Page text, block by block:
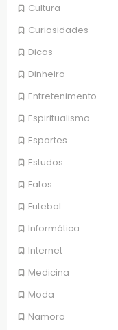
Cultura
Curiosidades
Dicas
Dinheiro
Entretenimento
Espiritualismo
Esportes
Estudos
Fatos
Futebol
Informática
Internet
Medicina
Moda
Namoro